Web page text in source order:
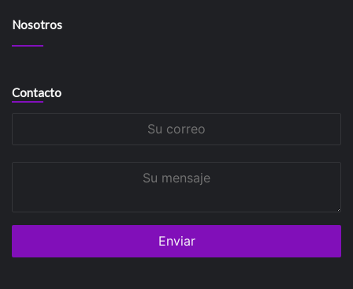
Nosotros
Contacto